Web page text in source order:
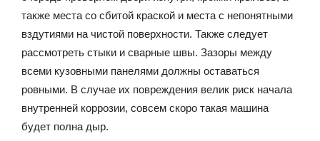
также места со сбитой краской и места с непонятными
вздутиями на чистой поверхности. Также следует
рассмотреть стыки и сварные швы. Зазоры между
всеми кузовными панелями должны оставаться
ровными. В случае их повреждения велик риск начала
внутренней коррозии, совсем скоро такая машина
будет полна дыр.